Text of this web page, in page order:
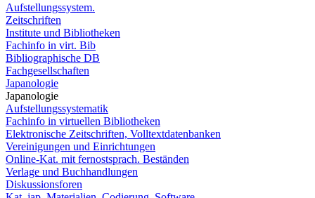
Aufstellungssystem.
Zeitschriften
Institute und Bibliotheken
Fachinfo in virt. Bib
Bibliographische DB
Fachgesellschaften
Japanologie
Japanologie
Aufstellungssystematik
Fachinfo in virtuellen Bibliotheken
Elektronische Zeitschriften, Volltextdatenbanken
Vereinigungen und Einrichtungen
Online-Kat. mit fernostsprach. Beständen
Verlage und Buchhandlungen
Diskussionsforen